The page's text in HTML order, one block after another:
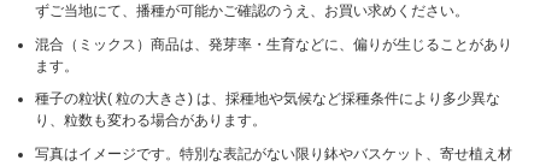
ずご当地にて、播種が可能かご確認のうえ、お買い求めください。
混合（ミックス）商品は、発芽率・生育などに、偏りが生じることがあり
ます。
種子の粒状( 粒の大きさ) は、採種地や気候など採種条件により多少異な
り、粒数も変わる場合があります。
写真はイメージです。特別な表記がない限り鉢やバスケット、寄せ植え材